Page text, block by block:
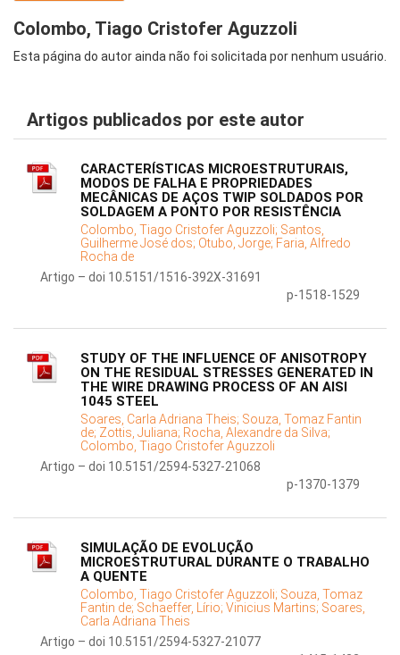
Colombo, Tiago Cristofer Aguzzoli
Esta página do autor ainda não foi solicitada por nenhum usuário.
Artigos publicados por este autor
CARACTERÍSTICAS MICROESTRUTURAIS,
MODOS DE FALHA E PROPRIEDADES
MECÂNICAS DE AÇOS TWIP SOLDADOS POR
SOLDAGEM A PONTO POR RESISTÊNCIA
Colombo, Tiago Cristofer Aguzzoli; Santos,
Guilherme José dos; Otubo, Jorge; Faria, Alfredo
Rocha de
Artigo – doi 10.5151/1516-392X-31691
p-1518-1529
STUDY OF THE INFLUENCE OF ANISOTROPY
ON THE RESIDUAL STRESSES GENERATED IN
THE WIRE DRAWING PROCESS OF AN AISI
1045 STEEL
Soares, Carla Adriana Theis; Souza, Tomaz Fantin
de; Zottis, Juliana; Rocha, Alexandre da Silva;
Colombo, Tiago Cristofer Aguzzoli
Artigo – doi 10.5151/2594-5327-21068
p-1370-1379
SIMULAÇÃO DE EVOLUÇÃO
MICROESTRUTURAL DURANTE O TRABALHO
A QUENTE
Colombo, Tiago Cristofer Aguzzoli; Souza, Tomaz
Fantin de; Schaeffer, Lírio; Vinicius Martins; Soares,
Carla Adriana Theis
Artigo – doi 10.5151/2594-5327-21077